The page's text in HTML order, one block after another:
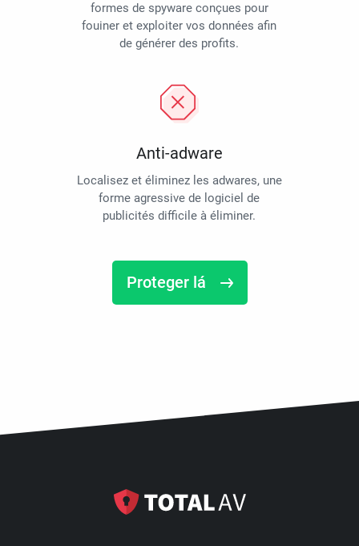
formes de spyware conçues pour
fouiner et exploiter vos données afin
de générer des profits.
Anti-adware
Localisez et éliminez les adwares, une
forme agressive de logiciel de
publicités difficile à éliminer.
Proteger lá